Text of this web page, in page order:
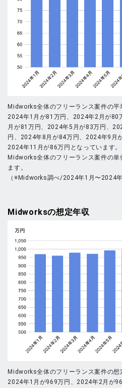
Midworks全体のフリーランス案件の平
2024年1月が81万円、2024年2月が
月が81万円、2024年5月が83万円、
円、2024年8月が84万円、2024年9月
2024年11月が86万円となっています。
Midworks全体のフリーランス案件の
ます。
（※Midworks調べ/2024年1月〜2024年
Midworksの想定年収
Midworks全体のフリーランス案件の想
2024年1月が969万円、2024年2月が